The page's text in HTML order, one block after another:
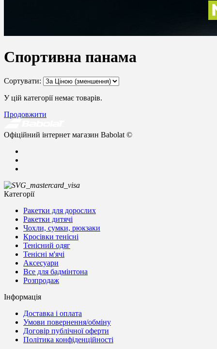
Спортивна панама
Сортувати:
У цій категорії немає товарів.
Продовжити
Офіційний інтернет магазин Babolat ©
Категорії
Ракетки для дорослих
Ракетки дитячі
Чохли, сумки, рюкзаки
Кросівки тенісні
Тенісний одяг
Тенісні м'ячі
Аксесуари
Все для бадмінтона
Розпродаж
Інформація
Доставка і оплата
Умови повернення/обміну
Договір публічної оферти
Політика конфіденційності